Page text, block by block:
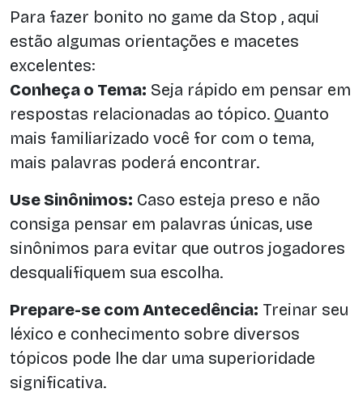
Para fazer bonito no game da Stop , aqui
estão algumas orientações e macetes
excelentes:
Conheça o Tema: Seja rápido em pensar em
respostas relacionadas ao tópico. Quanto
mais familiarizado você for com o tema,
mais palavras poderá encontrar.
Use Sinônimos: Caso esteja preso e não
consiga pensar em palavras únicas, use
sinônimos para evitar que outros jogadores
desqualifiquem sua escolha.
Prepare-se com Antecedência: Treinar seu
léxico e conhecimento sobre diversos
tópicos pode lhe dar uma superioridade
significativa.